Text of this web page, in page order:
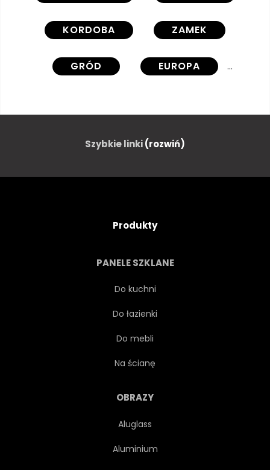
KORDOBA ZAMEK
GRÓD EUROPA
OGRÓD ZABYTKOWY
PAŁAC STAWY
Szybkie linki(rozwiń)
Produkty
PANELE SZKLANE
Do kuchni
Do łazienki
Do mebli
Na ścianę
OBRAZY
Aluglass
Aluminium